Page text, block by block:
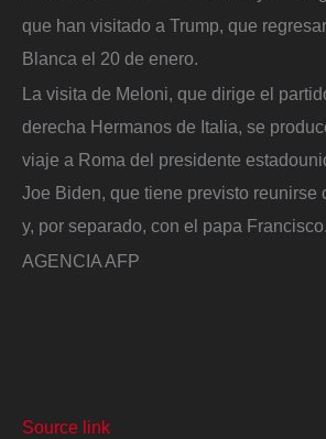
que han visitado a Trump, que
Blanca el 20 de enero.
La visita de Meloni, que dirige el
derecha Hermanos de Italia, se
viaje a Roma del presidente
Joe Biden, que tiene previsto reunirse
y, por separado, con el papa Francisco.
AGENCIA AFP
Source link